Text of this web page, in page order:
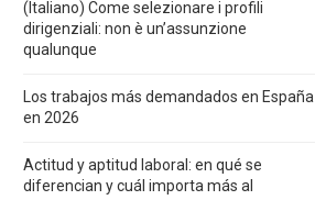
(Italiano) Come selezionare i profili
dirigenziali: non è un’assunzione
qualunque
Los trabajos más demandados en España
en 2026
Actitud y aptitud laboral: en qué se
diferencian y cuál importa más al